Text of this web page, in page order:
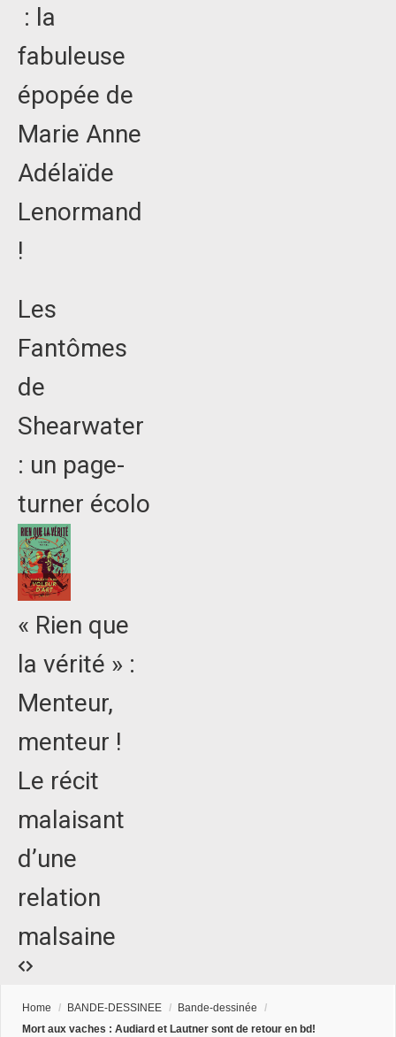
: la
fabuleuse
épopée de
Marie Anne
Adélaïde
Lenormand
!
Les
Fantômes
de
Shearwater
: un page-
turner écolo
« Rien que
la vérité » :
Menteur,
menteur !
Le récit
malaisant
d’une
relation
malsaine
Home / BANDE-DESSINEE / Bande-dessinée
/
Mort aux vaches : Audiard et Lautner sont de retour en bd!